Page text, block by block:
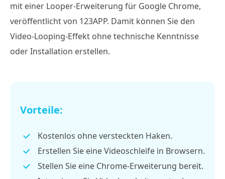
mit einer Looper-Erweiterung für Google Chrome,
veröffentlicht von 123APP. Damit können Sie den
Video-Looping-Effekt ohne technische Kenntnisse
oder Installation erstellen.
Vorteile:
Kostenlos ohne versteckten Haken.
Erstellen Sie eine Videoschleife in Browsern.
Stellen Sie eine Chrome-Erweiterung bereit.